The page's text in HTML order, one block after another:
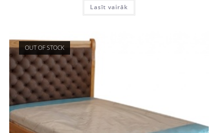
Lasīt vairāk
OUT OF STOCK